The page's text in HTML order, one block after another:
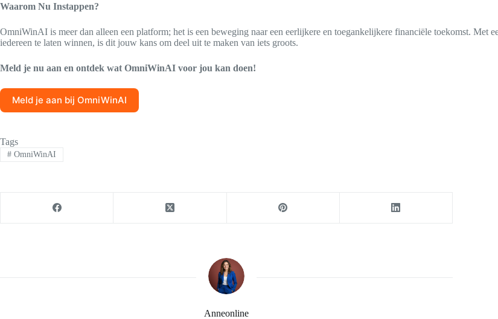
Waarom Nu Instappen?
OmniWinAI is meer dan alleen een platform; het is een beweging naar een eerlijkere en toegankelijkere financiële toekomst. Met
iedereen te laten winnen, is dit jouw kans om deel uit te maken van iets groots.
Meld je nu aan en ontdek wat OmniWinAI voor jou kan doen!
Meld je aan bij OmniWinAI
Tags
#OmniWinAI
Anneonline